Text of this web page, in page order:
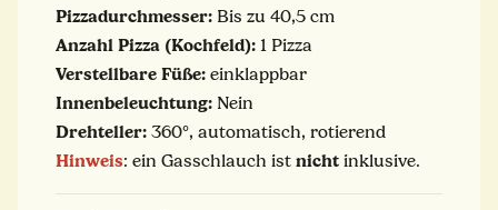
Pizzadurchmesser: Bis zu 40,5 cm
Anzahl Pizza (Kochfeld): 1 Pizza
Verstellbare Füße: einklappbar
Innenbeleuchtung: Nein
Drehteller: 360°, automatisch, rotierend
Hinweis: ein Gasschlauch ist nicht inklusive.